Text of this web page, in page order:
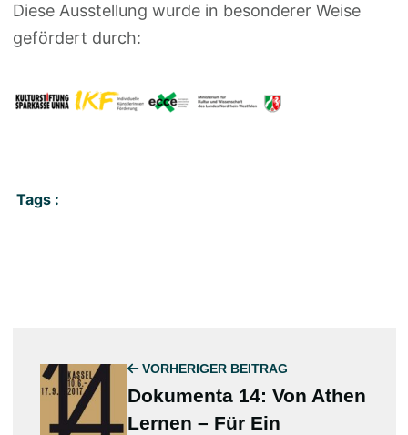
Diese Ausstellung wurde in besonderer Weise
gefördert durch:
Tags :
VORHERIGER BEITRAG
Dokumenta 14: Von Athen
Lernen – Für Ein